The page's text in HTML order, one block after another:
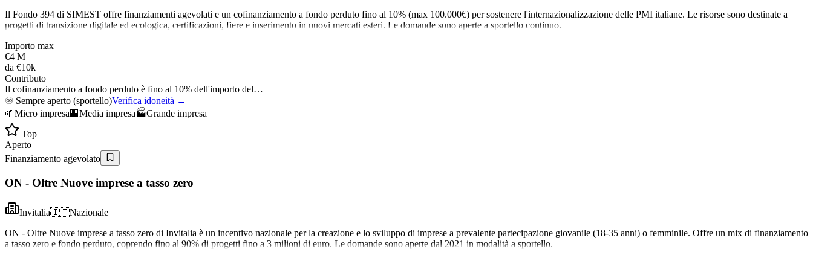
Il Fondo 394 di SIMEST offre finanziamenti agevolati e un cofinanziamento a fondo perduto fino al 10% (max 100.000€) per sostenere l'internazionalizzazione delle PMI italiane. Le risorse sono destinate a
progetti di transizione digitale ed ecologica, certificazioni, fiere e inserimento in nuovi mercati esteri. Le domande sono aperte a sportello continuo.
Importo max
€4 M
da €10k
Contributo
Il cofinanziamento a fondo perduto è fino al 10% dell'importo del…
♾️ Sempre aperto (sportello)Verifica idoneità →
🌱Micro impresa 🏢 Media impresa🏭Grande impresa
Top
Aperto
Finanziamento agevolato
ON - Oltre Nuove imprese a tasso zero
Invitalia🇮🇹Nazionale
ON - Oltre Nuove imprese a tasso zero di Invitalia è un incentivo nazionale per la creazione e lo sviluppo di imprese a prevalente partecipazione giovanile (18-35 anni) o femminile. Offre un mix di finanziamento
a tasso zero e fondo perduto, coprendo fino al 90% di progetti fino a 3 milioni di euro. Le domande sono aperte dal 2021 in modalità a sportello.